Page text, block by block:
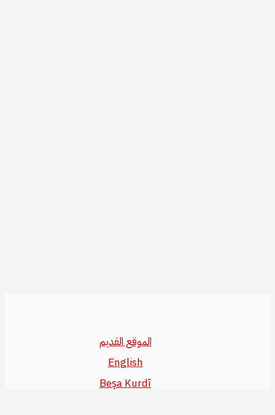
الموقع القديم
English
Beşa Kurdî